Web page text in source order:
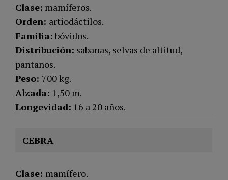
Clase: mamíferos.
Orden: artiodáctilos.
Familia: bóvidos.
Distribución: sabanas, selvas de altitud,
pantanos.
Peso: 700 kg.
Alzada: 1,50 m.
Longevidad: 16 a 20 años.
CEBRA
Clase: mamífero.